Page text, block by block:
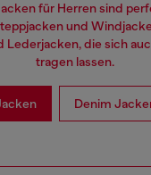
für Herren sind
und
Lederjacken, die sich
tragen lassen.
Denim